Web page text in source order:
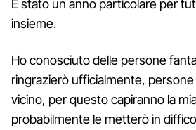
È stato un anno particolare per
insieme.
Ho conosciuto delle persone
ringrazierò ufficialmente,
vicino, per questo capiranno la
probabilmente le metterò in